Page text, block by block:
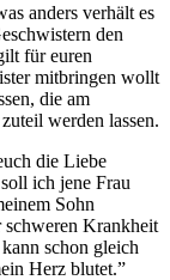
anders verhält es
den
für euren
mitbringen wollt
die am
werden lassen.
die Liebe
ich jene Frau
Sohn
schweren Krankheit
schon gleich
Herz blutet.”